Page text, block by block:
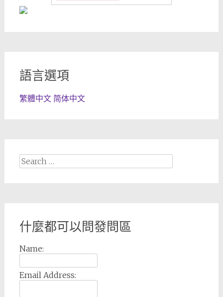
語言選項
繁體中文 简体中文
Search
for:
什麼都可以問發問區
Name:
Email Address: